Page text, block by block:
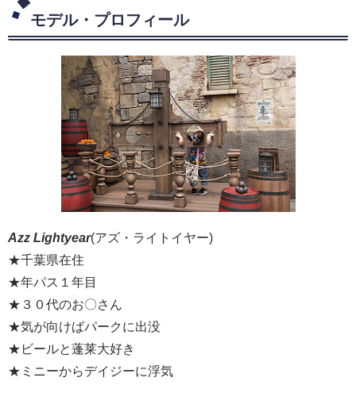
モデル・プロフィール
Azz Lightyear(アズ・ライトイヤー)
★千葉県在住
★年パス１年目
★３０代のお〇さん
★気が向けばパークに出没
★ビールと蓬莱大好き
★ミニーからデイジーに浮気